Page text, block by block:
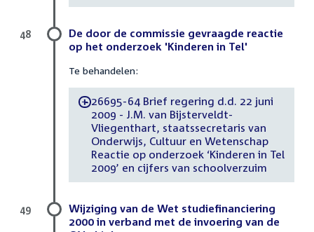
De door de commissie gevraagde reactie
op het onderzoek 'Kinderen in Tel'
Te behandelen:
-26695-64 Brief regering d.d. 22 juni
2009 - J.M. van Bijsterveldt-
Vliegenthart, staatssecretaris van
Onderwijs, Cultuur en Wetenschap
Reactie op onderzoek ‘Kinderen in Tel
2009’ en cijfers van schoolverzuim
48
Wijziging van de Wet studiefinanciering
2000 in verband met de invoering van de
49